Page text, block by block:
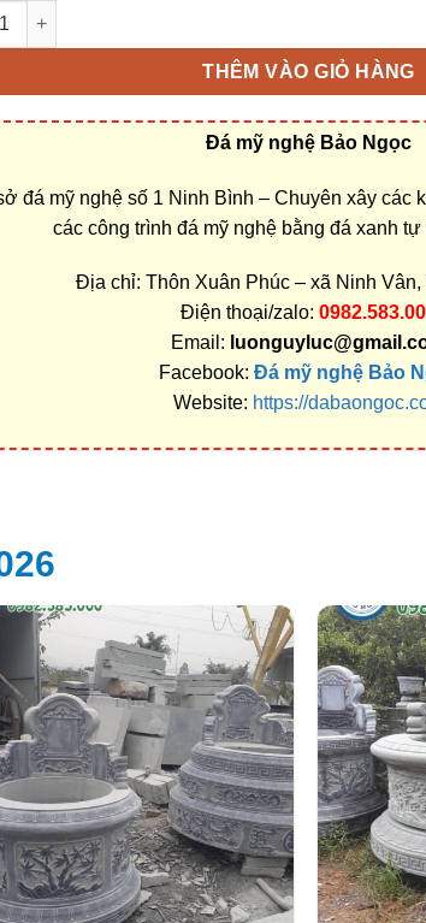
chế tác, xây dựng, bán Mộ đá tròn ở Yên Bái rẻ
THÊM VÀO GIỎ HÀNG
Đá mỹ nghệ Bảo Ngọc
đá mỹ nghệ số 1 Ninh Bình – Chuyên xây các
các công trình đá mỹ nghệ bằng đá xanh
Địa chỉ: Thôn Xuân Phúc – xã Ninh
Điện thoại/zalo:
Email:
Facebook: Đá mỹ nghệ Bảo
Website: https://